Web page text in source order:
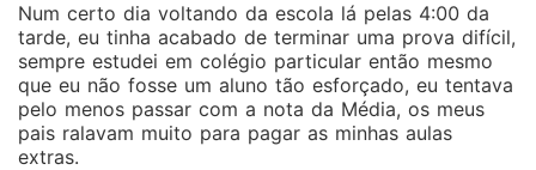
transformador do amor. Uma jornada através de
momentos mágicos e romances inesquecíveis
aguarda aqueles que ousam abrir seus corações para
a magia do amor verdadeiro.
Num certo dia voltando da escola lá pelas 4:00 da
tarde, eu tinha acabado de terminar uma prova difícil,
sempre estudei em colégio particular então mesmo
que eu não fosse um aluno tão esforçado, eu tentava
pelo menos passar com a nota da Média, os meus
pais ralavam muito para pagar as minhas aulas
extras.